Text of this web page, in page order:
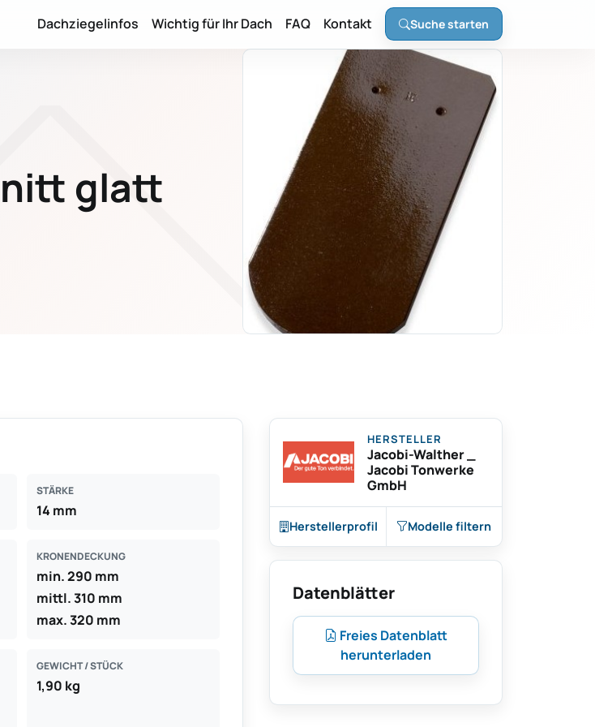
Dachziegelinfos Wichtig für Ihr Dach FAQ Kontakt Suche starten
glatt
STÄRKE
14 mm
KRONENDECKUNG
min. 290 mm
mittl. 310 mm
max. 320 mm
GEWICHT / STÜCK
1,90 kg
HERSTELLER
Jacobi-Walther _
Jacobi Tonwerke
GmbH
Herstellerprofil Modelle filtern
Datenblätter
Freies Datenblatt
herunterladen